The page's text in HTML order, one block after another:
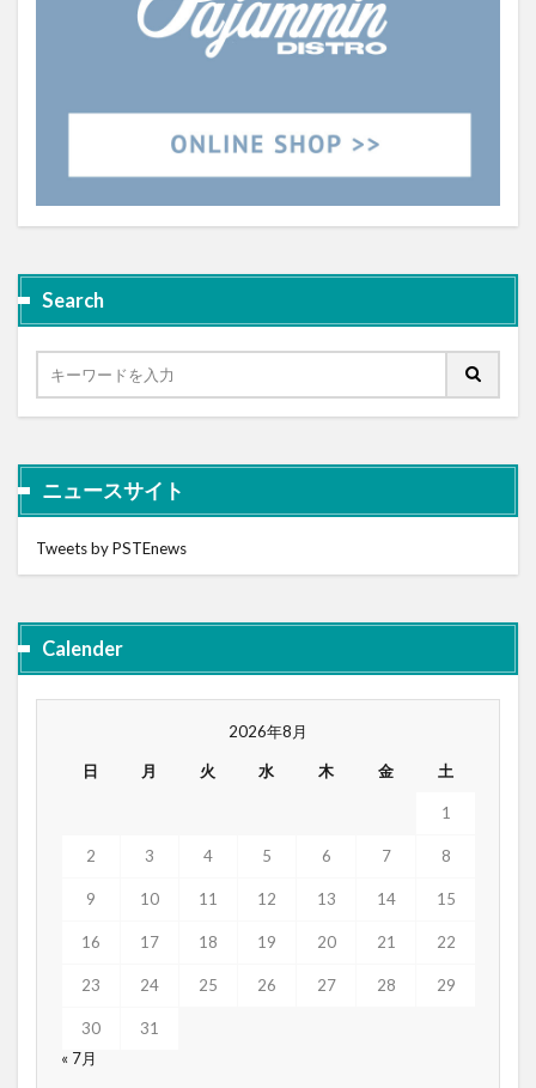
Search
ニュースサイト
Tweets by PSTEnews
Calender
2026年8月
日 月 火 水 木 金 土
1
2 3 4 5 6 7 8
9 10 11 12 13 14 15
16 17 18 19 20 21 22
23 24 25 26 27 28 29
30
31
« 7月